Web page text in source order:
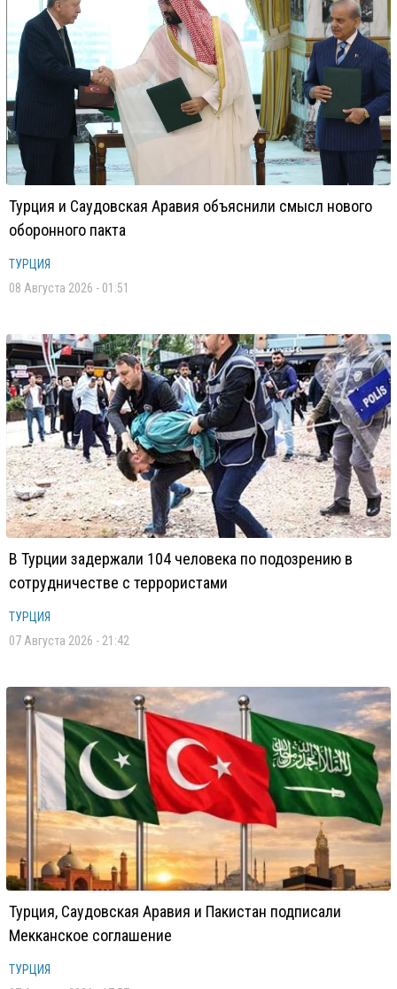
Турция и Саудовская Аравия объяснили смысл нового
оборонного пакта
ТУРЦИЯ
08 Августа 2026 - 01:51
В Турции задержали 104 человека по подозрению в
сотрудничестве с террористами
ТУРЦИЯ
07 Августа 2026 - 21:42
Турция, Саудовская Аравия и Пакистан подписали
Мекканское соглашение
ТУРЦИЯ